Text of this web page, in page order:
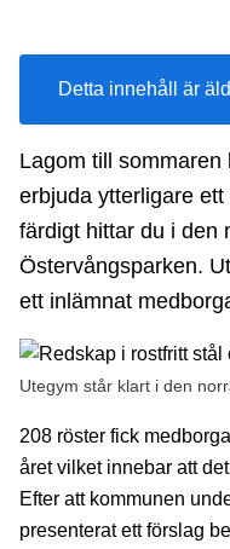
Detta innehåll är
Lagom till sommaren
erbjuda ytterligare
färdigt hittar du i den
Östervångsparken.
ett inlämnat
Utegym står klart i den
208 röster fick
året vilket innebar att
Efter att kommunen
presenterat ett förslag